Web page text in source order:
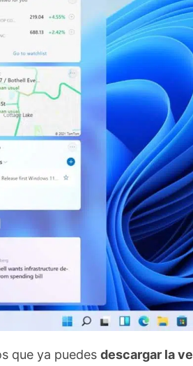
que ya puedes descargar la